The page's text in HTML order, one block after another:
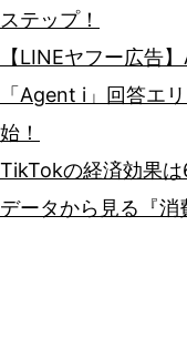
ステップ！
【LINEヤフー広告
「Agent i」回答エ
始！
TikTokの経済効果
データから見る『消